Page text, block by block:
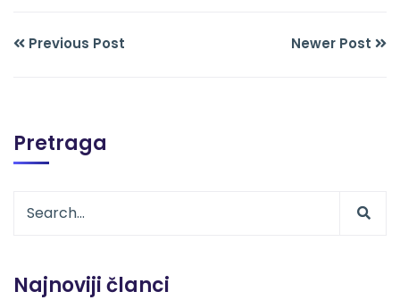
Previous Post Newer Post
Pretraga
Najnoviji članci